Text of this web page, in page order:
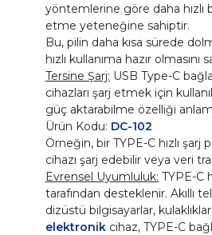
yöntemlerine göre daha hızlı
etme yeteneğine sahiptir.
Bu, pilin daha kısa sürede
hızlı kullanıma hazır olmasını
Tersine Şarj: USB Type-C
cihazları şarj etmek için
güç aktarabilme özelliği
Ürün Kodu: DC-102
Örneğin, bir TYPE-C hızlı şarj
cihazı şarj edebilir veya veri
Evrensel Uyumluluk: TYPE-C
tarafından desteklenir. Akıllı
dizüstü bilgisayarlar,
elektronik cihaz, TYPE-C